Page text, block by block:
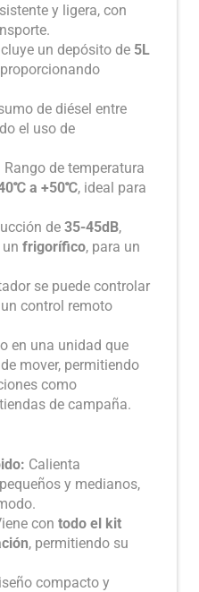
y ligera, con
un depósito de 5L
de diésel entre
el uso de
Rango de temperatura
a +50℃, ideal para
de 35-45dB,
frigorífico, para un
se puede controlar
control remoto
en una unidad que
mover, permitiendo
como
de campaña.
Calienta
y medianos,
con todo el kit
, permitiendo su
compacto y